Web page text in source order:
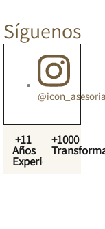
Síguenos
+11
Años
Experiencia
+1000